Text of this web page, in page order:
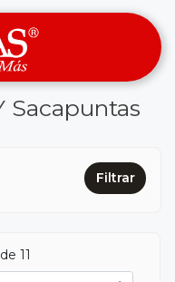
Sacapuntas
Filtrar
11